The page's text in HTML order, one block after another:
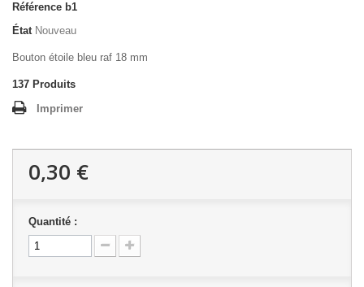
Référence b1
État Nouveau
Bouton étoile bleu raf 18 mm
137 Produits
Imprimer
0,30 €
Quantité :